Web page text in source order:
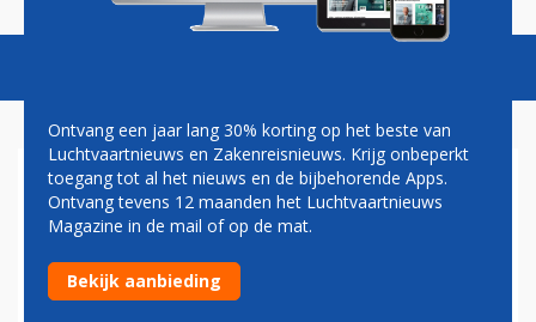
GENERAL ELECTRIC BESTELT
TWINTIG BOEING NEXT-
GENERATION 737S
Ontvang een jaar lang 30% korting op het beste van
Luchtvaartnieuws en Zakenreisnieuws. Krijg onbeperkt
toegang tot al het nieuws en de bijbehorende Apps.
Ontvang tevens 12 maanden het Luchtvaartnieuws
Magazine in de mail of op de mat.
Bekijk aanbieding